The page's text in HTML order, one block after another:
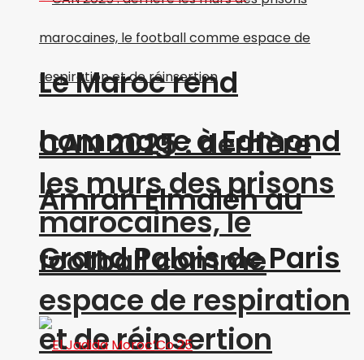
CAN 2025 : derrière
les murs des prisons
marocaines, le
football comme
espace de respiration
et de réinsertion
Le Maroc rend
hommage à Edmond
Amran Elmaleh au
Grand Palais de Paris